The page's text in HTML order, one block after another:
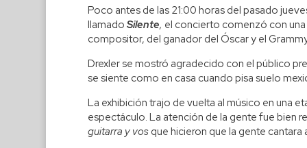
Poco antes de las 21:00 horas del pasado
llamado Silente, el concierto comenzó con
compositor, del ganador del Óscar y el
Drexler se mostró agradecido con el público
se siente como en casa cuando pisa suelo
La exhibición trajo de vuelta al músico en una
espectáculo. La atención de la gente fue bien
guitarra y vos que hicieron que la gente cantara